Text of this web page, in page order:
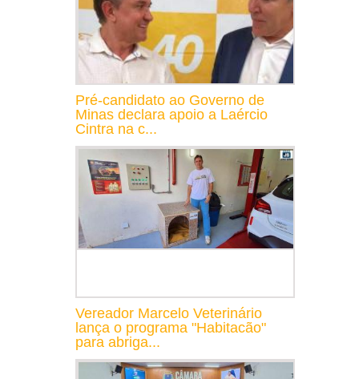
Pré-candidato ao Governo de
Minas declara apoio a Laércio
Cintra na c...
Vereador Marcelo Veterinário
lança o programa "Habitacão"
para abriga...